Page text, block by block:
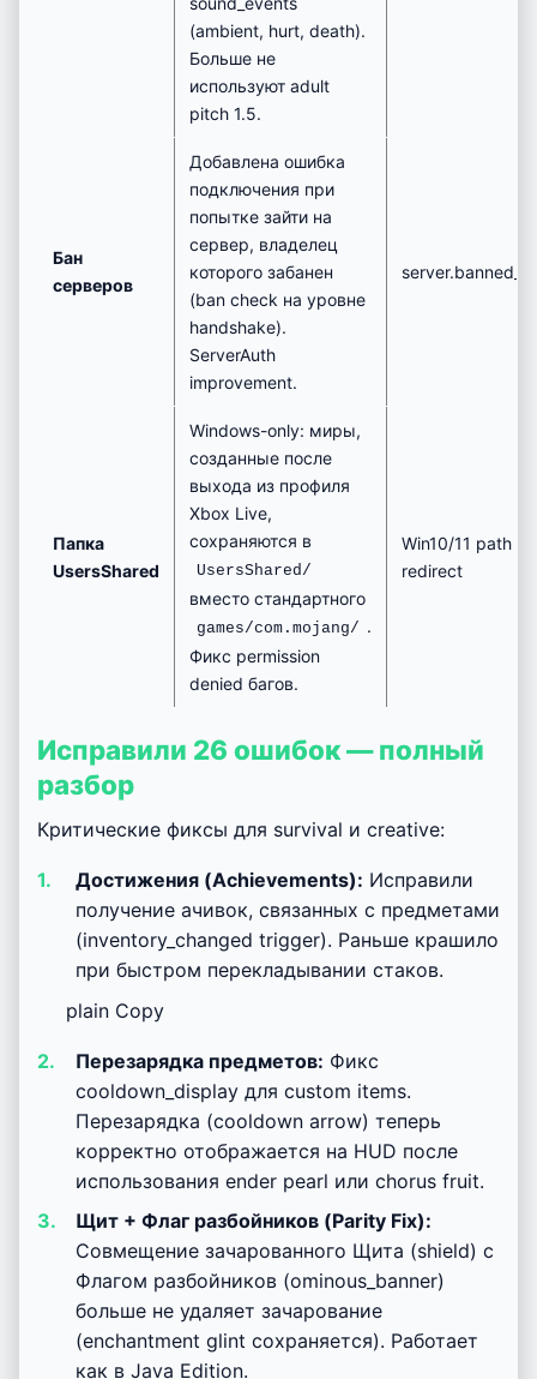
(ambient, hurt, death).
Больше не
используют adult
pitch 1.5.
Бан
серверов
Добавлена ошибка
подключения при
попытке зайти на
сервер, владелец
которого забанен
(ban check на уровне
handshake).
ServerAuth
improvement.
Папка
UsersShared
Windows-only: миры,
созданные после
выхода из профиля
Xbox Live,
сохраняются в
UsersShared/
вместо стандартного
games/com.mojang/ .
Фикс permission
denied багов.
Win10/11 path
redirect
Исправили 26 ошибок — полный
разбор
Критические фиксы для survival и creative:
Достижения (Achievements): Исправили
получение ачивок, связанных с предметами
(inventory_changed trigger). Раньше крашило
при быстром перекладывании стаков.
plain Copy
Перезарядка предметов: Фикс
cooldown_display для custom items.
Перезарядка (cooldown arrow) теперь
корректно отображается на HUD после
использования ender pearl или chorus fruit.
Щит + Флаг разбойников (Parity Fix):
Совмещение зачарованного Щита (shield) с
Флагом разбойников (ominous_banner)
больше не удаляет зачарование
(enchantment glint сохраняется). Работает
как в Java Edition.